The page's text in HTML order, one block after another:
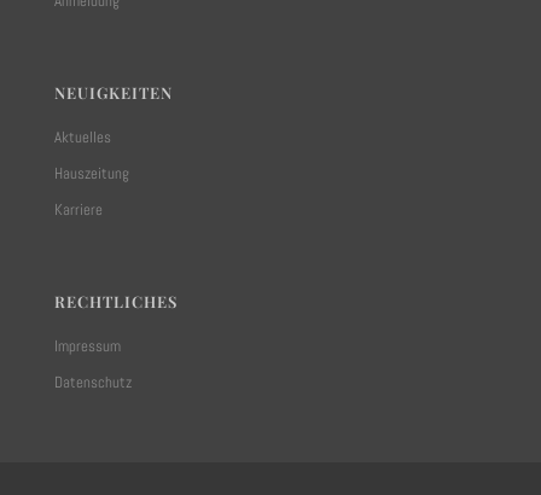
NEUIGKEITEN
Aktuelles
Hauszeitung
Karriere
RECHTLICHES
Impressum
Datenschutz